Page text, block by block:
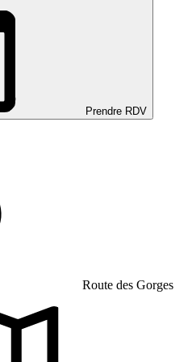
Prendre RDV
Route des Gorges